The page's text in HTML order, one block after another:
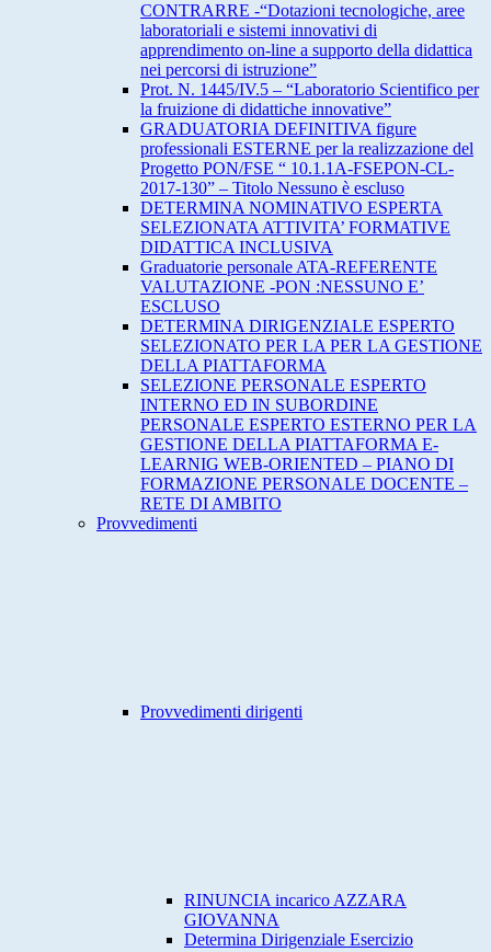
CONTRARRE -“Dotazioni tecnologiche, aree
laboratoriali e sistemi innovativi di
apprendimento on-line a supporto della didattica
nei percorsi di istruzione”
Prot. N. 1445/IV.5 – “Laboratorio Scientifico per
la fruizione di didattiche innovative”
GRADUATORIA DEFINITIVA figure
professionali ESTERNE per la realizzazione del
Progetto PON/FSE “ 10.1.1A-FSEPON-CL-
2017-130” – Titolo Nessuno è escluso
DETERMINA NOMINATIVO ESPERTA
SELEZIONATA ATTIVITA’ FORMATIVE
DIDATTICA INCLUSIVA
Graduatorie personale ATA-REFERENTE
VALUTAZIONE -PON :NESSUNO E’
ESCLUSO
DETERMINA DIRIGENZIALE ESPERTO
SELEZIONATO PER LA PER LA GESTIONE
DELLA PIATTAFORMA
SELEZIONE PERSONALE ESPERTO
INTERNO ED IN SUBORDINE
PERSONALE ESPERTO ESTERNO PER LA
GESTIONE DELLA PIATTAFORMA E-
LEARNIG WEB-ORIENTED – PIANO DI
FORMAZIONE PERSONALE DOCENTE –
RETE DI AMBITO
Provvedimenti
Provvedimenti dirigenti
RINUNCIA incarico AZZARA
GIOVANNA
Determina Dirigenziale Esercizio